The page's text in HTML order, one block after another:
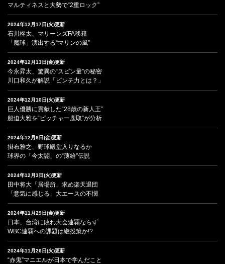
マルティネスと大勢で“2重ロック”
2024年12月17日(火)更新
石川柊太、マリーンズFA移籍
「魔球」演出する“マリンの風”
2024年12月13日(金)更新
今永昇太、驚異の“スピン量”の秘密
川口和久が解説「ピンチ力とは？」
2024年12月10日(火)更新
巨人優勝に貢献した“28歳の新人王”
船迫大雅を“ピッチャー鹿取”が分析
2024年12月6日(金)更新
掛布雅之、野球殿堂入りなるか
球界の「今太閤」の“薄給”伝説
2024年12月3日(火)更新
田中将大「居場所」求め楽天退団
「意気に感じる」大エースの不憫
2024年11月29日(金)更新
日本、台湾に敗れ大会連覇ならず
WBC連覇への課題は継投策か!?
2024年11月26日(火)更新
“赤鬼”マニエルが日本で学んだこと